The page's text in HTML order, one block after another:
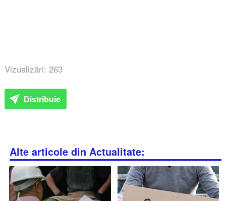
Vizualizări: 263
Distribuie
Alte articole din Actualitate: